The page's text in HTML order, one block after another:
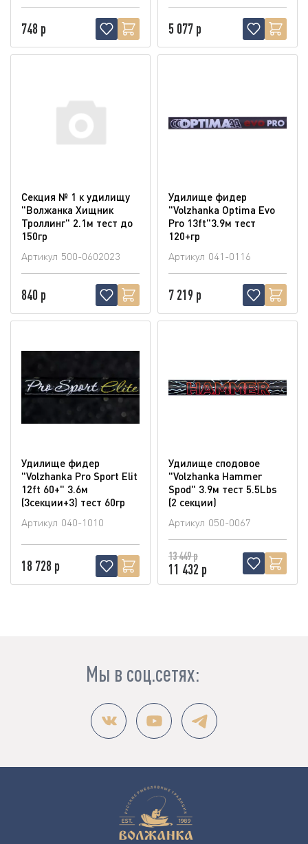
748 р 5 077 р
Секция № 1 к удилищу
"Волжанка Хищник
Троллинг" 2.1м тест до
150гр
Артикул 500-0602023
840 р
Удилище фидер
"Volzhanka Optima Evo
Pro 13ft"3.9м тест
120+гр
Артикул 041-0116
7 219 р
Удилище фидер
"Volzhanka Pro Sport Elit
12ft 60+" 3.6м
(3секции+3) тест 60гр
Артикул 040-1010
18 728 р
Удилище сподовое
"Volzhanka Hammer
Spod" 3.9м тест 5.5Lbs
(2 секции)
Артикул 050-0067
13 449 р
11 432 р
Мы в соц.сетях: